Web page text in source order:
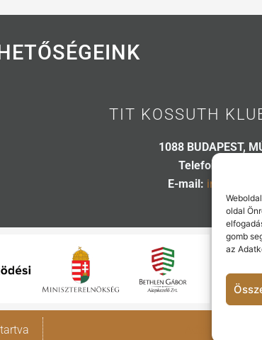
oldal
gomb
az
TIT KOSSUTH
1088 BUDAPEST,
Telefon:
E-mail: